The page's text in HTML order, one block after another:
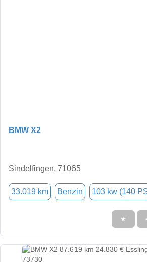
BMW X2
Sindelfingen, 71065
33.019 km Benzin 103 kw (140
★